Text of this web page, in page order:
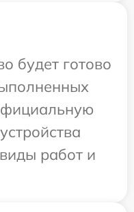
будет готово
работ и